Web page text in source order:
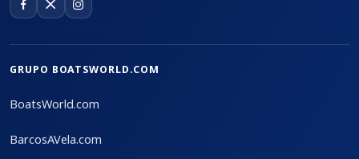
GRUPO BOATSWORLD.COM
BoatsWorld.com
BarcosAVela.com